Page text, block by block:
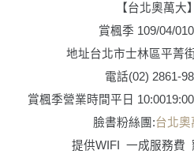
【台北奧萬大】
賞楓季 109/04/01
地址台北市士林區平菁
電話(02) 2861-
賞楓季營業時間平日
臉書粉絲團 :台北奧
提供WIFI一成服務費